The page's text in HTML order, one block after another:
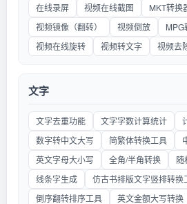
在线录屏
视频在线截图 MKT转换
视频镜像（翻转）
视频倒放
MPG
视频在线旋转
视频转文字 视频去
文字
文字去重功能 文字字数计算统计
数字转中文大写
简繁体转换工具
英文字母大小写
全角/半角转换
随
线条字生成
仿古书排版文字竖排转换
倒序翻转排序工具
英文金额大写转换